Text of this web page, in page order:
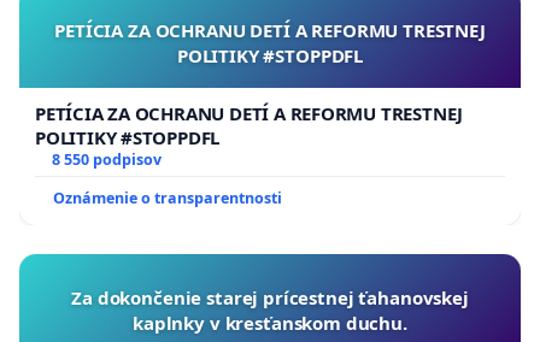
PETÍCIA ZA OCHRANU DETÍ A REFORMU TRESTNEJ
POLITIKY #STOPPDFL
PETÍCIA ZA OCHRANU DETÍ A REFORMU TRESTNEJ
POLITIKY #STOPPDFL
8 550 podpisov
Oznámenie o transparentnosti
Za dokončenie starej prícestnej ťahanovskej
kaplnky v kresťanskom duchu.